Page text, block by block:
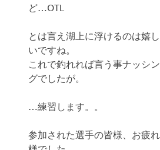
ど…OTL
とは言え湖上に浮けるのは嬉し
いですね。
これで釣れれば言う事ナッシン
グでしたが。
…練習します。。
参加された選手の皆様、お疲れ